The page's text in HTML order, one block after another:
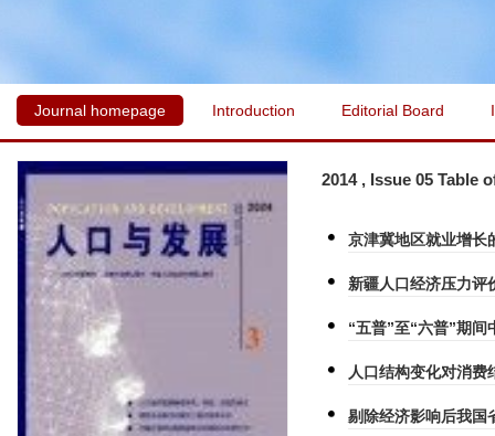
Journal homepage Introduction Editorial Board
2014 , Issue 05 Table
京津冀地区就业增长
新疆人口经济压力评
“五普”至“六普”期
人口结构变化对消
剔除经济影响后我国